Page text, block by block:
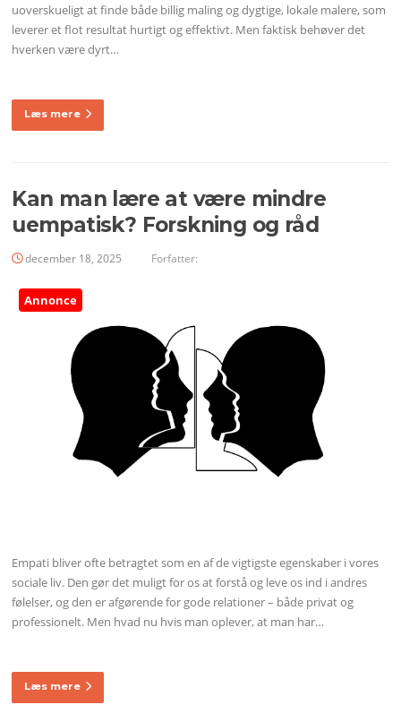
uoverskueligt at finde både billig maling og dygtige, lokale malere, som
leverer et flot resultat hurtigt og effektivt. Men faktisk behøver det
hverken være dyrt…
Læs mere
Kan man lære at være mindre
uempatisk? Forskning og råd
december 18, 2025 Forfatter:
Annonce
Empati bliver ofte betragtet som en af de vigtigste egenskaber i vores
sociale liv. Den gør det muligt for os at forstå og leve os ind i andres
følelser, og den er afgørende for gode relationer – både privat og
professionelt. Men hvad nu hvis man oplever, at man har…
Læs mere